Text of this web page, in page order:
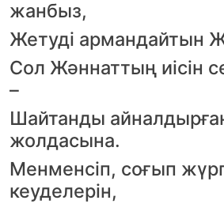
жанбыз,
Жетуді армандайтын
Сол Жәннаттың иісін
–
Шайтанды
жолдасына.
Менменсіп, соғып
кеуделерін,